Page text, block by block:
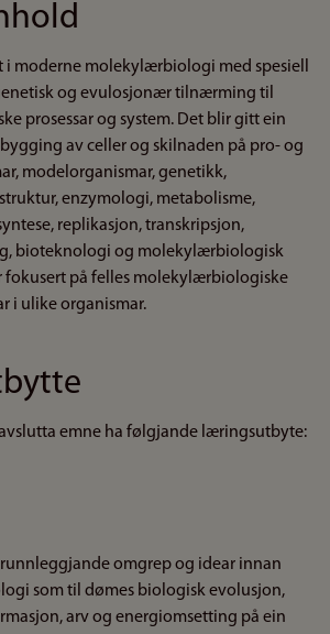
i moderne molekylærbiologi med spesiell
og evulosjonær tilnærming til
prosessar og system. Det blir gitt ein
av celler og skilnaden på pro- og
modelorganismar, genetikk,
enzymologi, metabolisme,
replikasjon, transkripsjon,
bioteknologi og molekylærbiologisk
fokusert på felles molekylærbiologiske
i ulike organismar.
emne ha følgjande læringsutbyte:
omgrep og idear innan
som til dømes biologisk evolusjon,
arv og energiomsetting på ein